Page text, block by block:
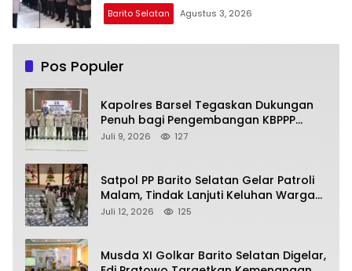
Barito Selatan Agustus 3, 2026
Pos Populer
Kapolres Barsel Tegaskan Dukungan
Penuh bagi Pengembangan KBPPP
Kalimantan Tengah
Juli 9, 2026 127
Satpol PP Barito Selatan Gelar Patroli
Malam, Tindak Lanjuti Keluhan Warga
soal Balap Liar dan Remaja Nongkrong
Juli 12, 2026 125
Musda XI Golkar Barito Selatan Digelar,